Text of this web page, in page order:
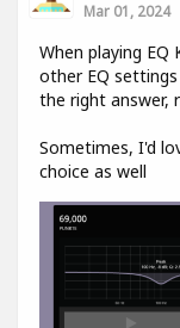
Mar 01, 2024
When playing
other EQ
the right answer,
Sometimes, I'd
choice as well